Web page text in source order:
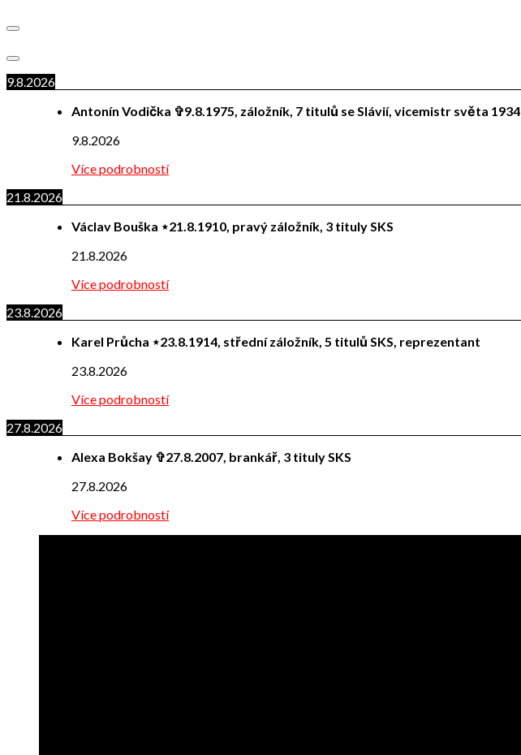
9.8.2026
Antonín Vodička ✞9.8.1975, záložník, 7 titulů se Slávií, vicemistr světa 1934
9.8.2026
Více podrobností
21.8.2026
Václav Bouška ⋆21.8.1910, pravý záložník, 3 tituly SKS
21.8.2026
Více podrobností
23.8.2026
Karel Průcha ⋆23.8.1914, střední záložník, 5 titulů SKS, reprezentant
23.8.2026
Více podrobností
27.8.2026
Alexa Bokšay ✞27.8.2007, brankář, 3 tituly SKS
27.8.2026
Více podrobností